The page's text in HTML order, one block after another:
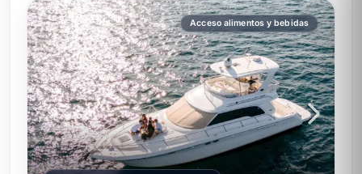
Acceso alimentos y bebidas